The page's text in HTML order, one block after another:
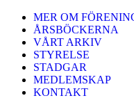
MER OM
ÅRSBÖCKERNA
VÅRT ARKIV
STYRELSE
STADGAR
MEDLEMSKAP
KONTAKT